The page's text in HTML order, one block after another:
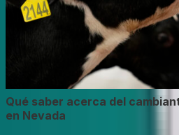
Qué saber acerca del
en Nevada